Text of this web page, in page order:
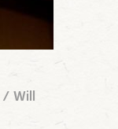
/Will